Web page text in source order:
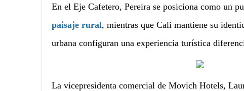
En el Eje Cafetero, Pereira se posiciona como un
paisaje rural, mientras que Cali mantiene su
urbana configuran una experiencia turística
La vicepresidenta comercial de Movich Hotels,